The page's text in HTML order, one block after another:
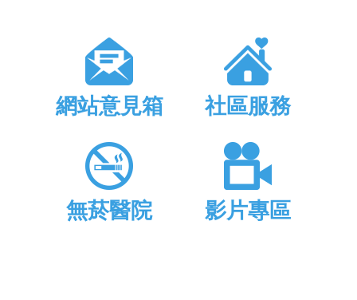
網站意見箱 社區服務
無菸醫院 影片專區